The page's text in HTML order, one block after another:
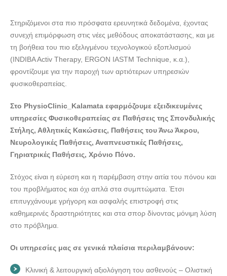
Στηριζόμενοι στα πιο πρόσφατα ερευνητικά δεδομένα, έχοντας
συνεχή επιμόρφωση στις νέες μεθόδους αποκατάστασης, και με
τη βοήθεια του πιο εξελιγμένου τεχνολογικού εξοπλισμού
(INDIBA Activ Therapy, ERGON IASTM Technique, κ.α.),
φροντίζουμε για την παροχή των αρτιότερων υπηρεσιών
φυσικοθεραπείας.
Στο PhysioClinic_Kalamata εφαρμόζουμε εξειδικευμένες
υπηρεσίες Φυσικοθεραπείας σε Παθήσεις της Σπονδυλικής
Στήλης, Αθλητικές Κακώσεις, Παθήσεις του Άνω Άκρου,
Νευρολογικές Παθήσεις, Αναπνευστικές Παθήσεις,
Γηριατρικές Παθήσεις, Χρόνιο Πόνο.
Στόχος είναι η εύρεση και η παρέμβαση στην αιτία του πόνου και
του προβλήματος και όχι απλά στα συμπτώματα. Έτσι
επιτυγχάνουμε γρήγορη και ασφαλής επιστροφή στις
καθημερινές δραστηριότητες και στα σπορ δίνοντας μόνιμη λύση
στο πρόβλημα.
Οι υπηρεσίες μας σε γενικά πλαίσια περιλαμβάνουν:
Κλινική & λειτουργική αξιολόγηση του ασθενούς – Ολιστική